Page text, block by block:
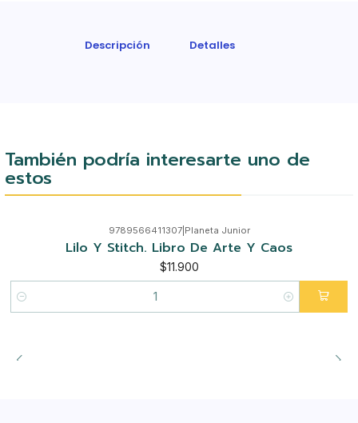
Descripción Detalles
También podría interesarte uno de
estos
9789566411307| Planeta Junior
Lilo Y Stitch. Libro De Arte Y Caos
$11.900
Cantidad